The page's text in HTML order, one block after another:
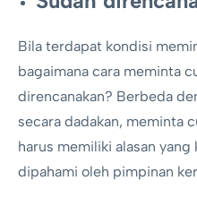
Bila terdapat kondisi
bagaimana cara meminta
direncanakan? Berbeda
secara dadakan, meminta
harus memiliki alasan
dipahami oleh pimpinan